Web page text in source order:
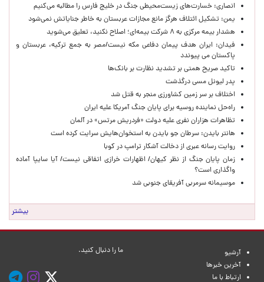
انصاری: خسارت‌های زیست‌محیطی جنگ در خلیج فارس را مطالبه‌ می‌کنیم
یمن: تشکیل ائتلاف هرگز مانع مجازات عربستان به خاطر جنایاتش نمی‌شود
هشدار بیمه مرکزی به ۸ شرکت بیمه‌ای؛ اصلاح نکنید، تعلیق می‌شوید
فیدان: ایران هدف پیمان دفاعی مکه نیست/مصر به جمع ترکیه، عربستان و
پاکستان می پیوندد
تاکید صریح همتی بر تشدید نظارت بر بانک‌ها
پدر لیونل مسی درگذشت
اختلاف بر سر زمین کشاورزی منجر به قتل شد
راه‌حل نماینده روسیه برای پایان جنگ آمریکا علیه ایران
تظاهرات هزاران نفری علیه دولت «فردریش مرتس» در آلمان
هانتر بایدن: سرطان جو بایدن به استخوان‌هایش سرایت کرده است
روایت رسانه عبری از دخالت آشکار ترامپ در کوبا
زمان پایان جنگ از نظر کیهان/ اظهارات خرازی اتفاقی نیست/ آیا سایپا آماده
واگذاری است؟
موسیمانه سرمربی آفریقای جنوبی شد
بیشتر
آرشیو
آخرین خبرها
ارتباط با ما
ما را دنبال کنید.